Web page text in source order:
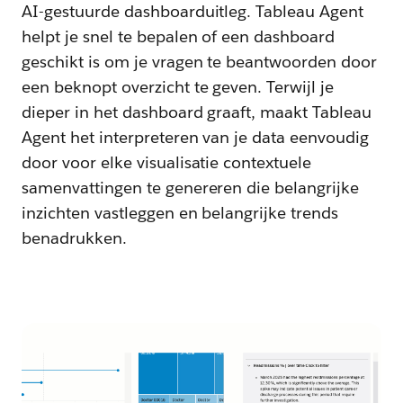
AI-gestuurde dashboarduitleg. Tableau Agent
helpt je snel te bepalen of een dashboard
geschikt is om je vragen te beantwoorden door
een beknopt overzicht te geven. Terwijl je
dieper in het dashboard graaft, maakt Tableau
Agent het interpreteren van je data eenvoudig
door voor elke visualisatie contextuele
samenvattingen te genereren die belangrijke
inzichten vastleggen en belangrijke trends
benadrukken.